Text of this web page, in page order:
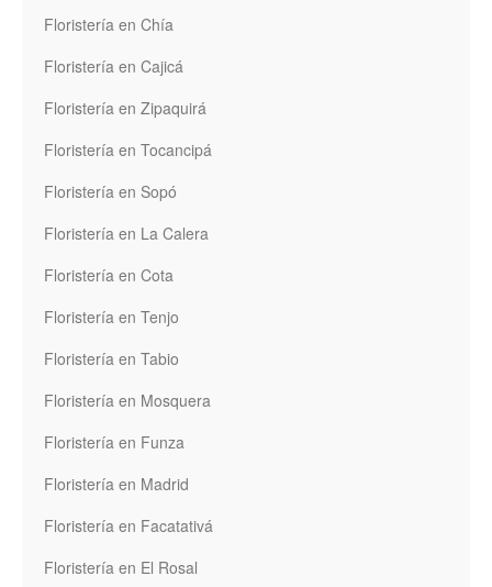
Floristería en Chía
Floristería en Cajicá
Floristería en Zipaquirá
Floristería en Tocancipá
Floristería en Sopó
Floristería en La Calera
Floristería en Cota
Floristería en Tenjo
Floristería en Tabio
Floristería en Mosquera
Floristería en Funza
Floristería en Madrid
Floristería en Facatativá
Floristería en El Rosal